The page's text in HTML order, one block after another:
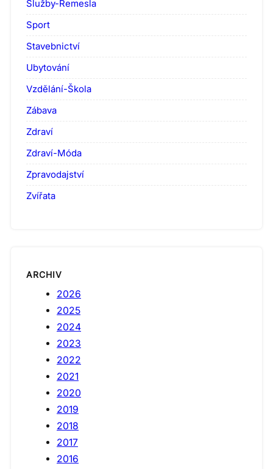
Služby-Řemesla
Sport
Stavebnictví
Ubytování
Vzdělání-Škola
Zábava
Zdraví
Zdraví-Móda
Zpravodajství
Zvířata
ARCHIV
2026
2025
2024
2023
2022
2021
2020
2019
2018
2017
2016